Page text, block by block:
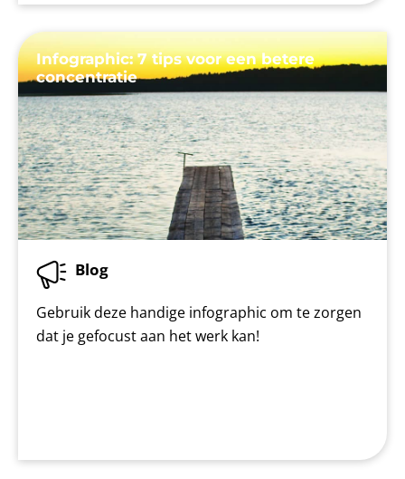
Infographic: 7 tips voor een betere
concentratie
Blog
Gebruik deze handige infographic om te zorgen
dat je gefocust aan het werk kan!